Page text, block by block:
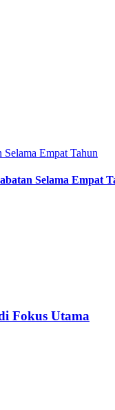
Selama Empat
Fokus Utama